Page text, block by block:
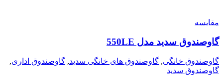
مقايسه
گاوصندوق سدید مدل 550LE
گاوصندوق خانگی, گاوصندوق های خانگی سدید, گاوصندوق اداری,
گاوصندوق سدید